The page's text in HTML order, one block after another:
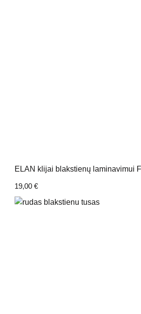
ELAN klijai blakstienų laminavimui
19,00 €